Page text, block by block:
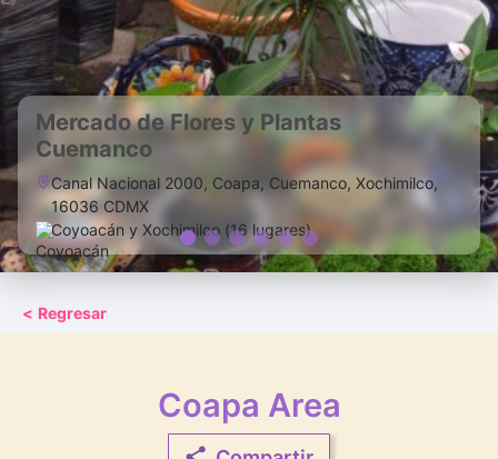
Mercado de Flores y Plantas
Cuemanco
Canal Nacional 2000, Coapa, Cuemanco, Xochimilco,
16036 CDMX
Coyoacán y Xochimilco (16 lugares)
< Regresar
Coapa Area